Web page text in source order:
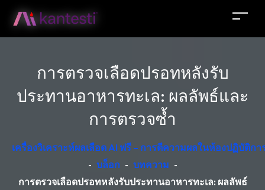
การตรวจเลือดปรอทหลังรับ
ประทานอาหารทะเล: ผลลัพธ์และ
การตรวจซ้ำ
เครื่องวิเคราะห์ผลเลือด AI ฟรี – การตีความผลในห้องปฏิบัติก
- บล็อก - บทความ -
การตรวจเลือดปรอทหลังรับประทานอาหารทะเล: ผลลัพธ์